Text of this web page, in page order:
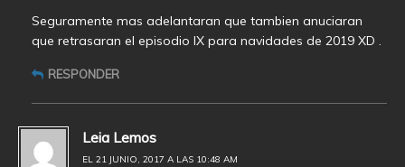
Seguramente mas adelantaran que tambien anuciaran
que retrasaran el episodio IX para navidades de 2019 XD .
RESPONDER
Leia Lemos
EL 21 JUNIO, 2017 A LAS 10:48 AM